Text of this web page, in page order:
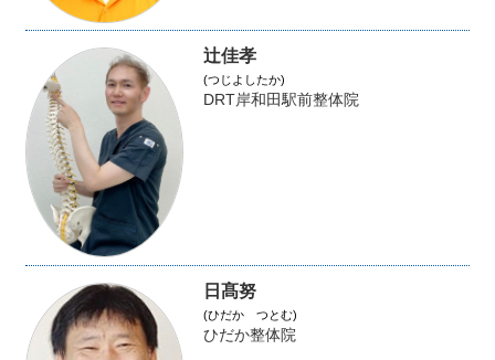
辻佳孝
(つじよしたか)
DRT岸和田駅前整体院
日髙努
(ひだか つとむ)
ひだか整体院